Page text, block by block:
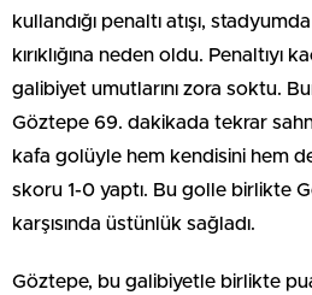
kullandığı penaltı atışı,
kırıklığına neden oldu. Penaltıyı
galibiyet umutlarını zora soktu.
Göztepe 69. dakikada tekrar
kafa golüyle hem kendisini hem
skoru 1-0 yaptı. Bu golle birlikte
karşısında üstünlük sağladı.
Göztepe, bu galibiyetle birlikte